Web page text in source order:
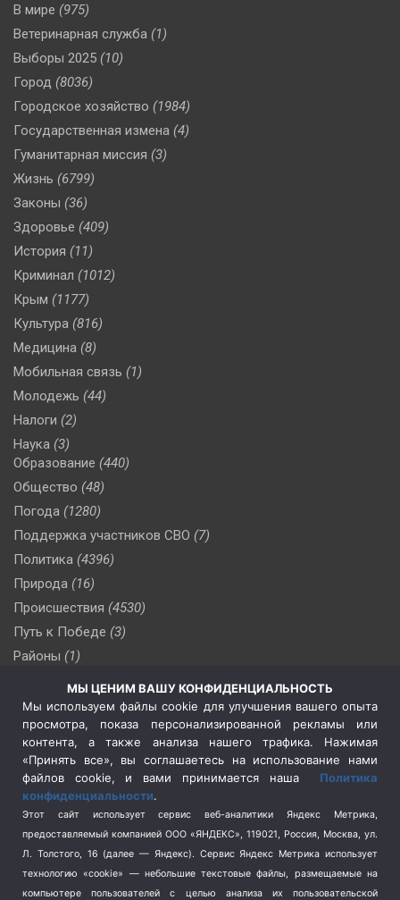
В мире (975)
Ветеринарная служба (1)
Выборы 2025 (10)
Город (8036)
Городское хозяйство (1984)
Государственная измена (4)
Гуманитарная миссия (3)
Жизнь (6799)
Законы (36)
Здоровье (409)
История (11)
Криминал (1012)
Крым (1177)
Культура (816)
Медицина (8)
Мобильная связь (1)
Молодежь (44)
Налоги (2)
Наука (3)
Образование (440)
Общество (48)
Погода (1280)
Поддержка участников СВО (7)
Политика (4396)
Природа (16)
Происшествия (4530)
Путь к Победе (3)
Районы (1)
(510)
Сельское хозяйство (3)
Социальная политика
(3)
Спецоперация в Украине
Спецоперация на Украине
(404)
Спорт (740)
Терроризм (1)
Транспорт (262)
МЫ ЦЕНИМ ВАШУ КОНФИДЕНЦИАЛЬНОСТЬ
Мы используем файлы cookie для улучшения вашего опыта
просмотра, показа персонализированной рекламы или
контента, а также анализа нашего трафика. Нажимая
«Принять все», вы соглашаетесь на использование нами
файлов cookie, и вами принимается наша Политика
конфиденциальности.
Этот сайт использует сервис веб-аналитики Яндекс Метрика,
предоставляемый компанией ООО «ЯНДЕКС», 119021, Россия, Москва, ул.
Л. Толстого, 16 (далее — Яндекс). Сервис Яндекс Метрика использует
технологию «cookie» — небольшие текстовые файлы, размещаемые на
компьютере пользователей с целью анализа их пользовательской